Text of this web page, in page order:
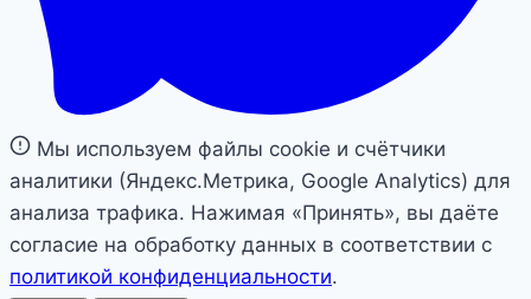
Мы используем файлы cookie и счётчики
аналитики (Яндекс.Метрика, Google Analytics) для
анализа трафика. Нажимая «Принять», вы даёте
согласие на обработку данных в соответствии с
политикой конфиденциальности.